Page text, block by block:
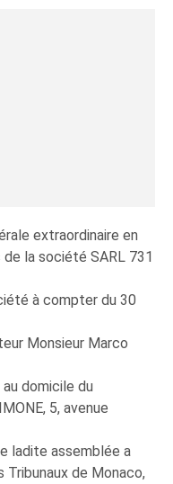
extraordinaire en
la société SARL 731
à compter du 30
Monsieur Marco
domicile du
5, avenue
ladite assemblée a
de Monaco,